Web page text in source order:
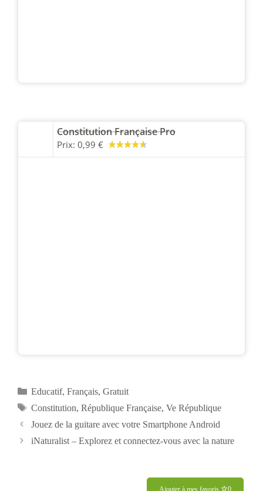
Constitution Française Pro
Prix: 0,99 €
Catégories
Educatif, Français, Gratuit
Étiquettes
Constitution, République Française, Ve République
Navigation
des
Jouez de la guitare avec votre Smartphone Android
iNaturalist – Explorez et connectez-vous avec la nature